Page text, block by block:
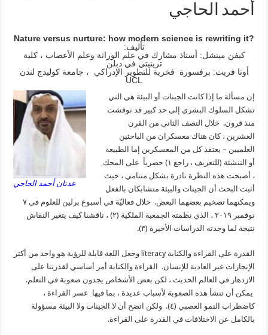
أحمد الحاجي
?Nature versus nurture: how modern science is rewriting it
تأليف:
كيفن ميتشل: أستاذ مشارك في علم الوراثة وعلم الأعصاب ، كلية
ترينيتي في دبلن
أوتا فريث: برفسورة فخرية للتطوير الإدراكي ، جامعة كوليدج لندن
UCL
عدنان أحمد الحاجي
إن مسألة ما إذا كانت الجينات أو البيئة هي التي
تشكل السلوك البشري إلى حد كبير قد نوقشت
منذ قرون. خلال النصف الثاني من القرن
العشرين ، كان هناك معسكران من الباحثين
العلميين – يعتقد كل من المعسكرين إما الطبيعة
أو التنشئة (للتعريف ، راجع ١) حصرياً على المحك
، أصبحت هذه النظرة نادرة بشكل متنامي ، حيث
أثبت البحث أن الجينات والبيئة متشابكان بالفعل
ويمكنهما تضخيم بعضهما البعض. خلال فعاليّة في أسبوع برلين للعلوم في ٧
نوفمبر ٢٠١٩ ، الذي نظمته الجمعية الملكية (٢) ، ناقشنا كيف يتغير النقاش
نتيجة لما وجدته الدراسات الأخيرة (٣).
القدرة على القراءة والكتابة literacy وجعل اللغة قابلة للرؤية هو واحد من أكثر
الإنجازات غير العادية للإنسان. القراءة والكتابة أمر أساسي لقدرتنا على
الازدهار في العالم الحديث ، لكن بعض الأشخاص يجدون صعوبة في التعلم.
يمكن أن تنشأ هذه الصعوبة لأسباب عديدة ، بما فيها عسر القراءة ،
كاضطراب النمو العصبي (٤). ولكن اتضح أن لا الجينات ولا البيئة مسؤولة
بالكامل عن الاختلافات في القدرة على القراءة.